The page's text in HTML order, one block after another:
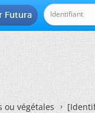
Futura
ou végétales